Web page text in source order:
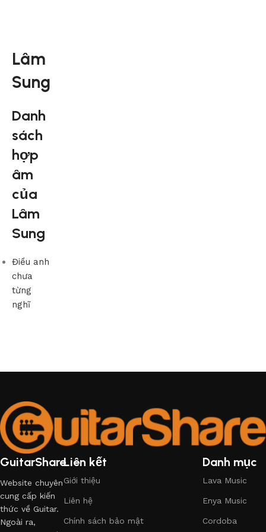
Lâm
Sung
Danh
sách
hợp
âm
của
Lâm
Sung
Điều anh
chưa
từng
nghĩ
GuitarShare
Website chuyên
cung cấp kiến
thức về Guitar.
Ngoài ra,
Liên kết
Giới thiệu
Liên hệ
Chính sách bảo mật
Danh mục
Lava Music
Enya Music
Cordoba